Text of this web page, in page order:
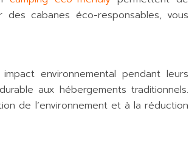
cabanes éco-responsables, vous
environnemental pendant leurs
aux hébergements traditionnels.
de l’environnement et à la réduction